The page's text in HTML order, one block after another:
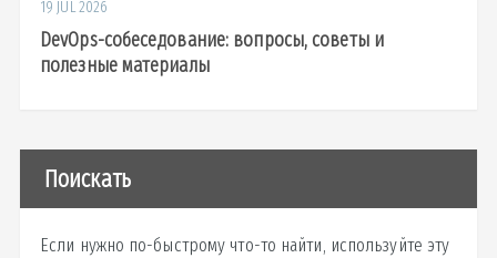
19 JUL 2026
DevOps-собеседование: вопросы, советы и
полезные материалы
Поискать
Если нужно по-быстрому что-то найти, используйте эту